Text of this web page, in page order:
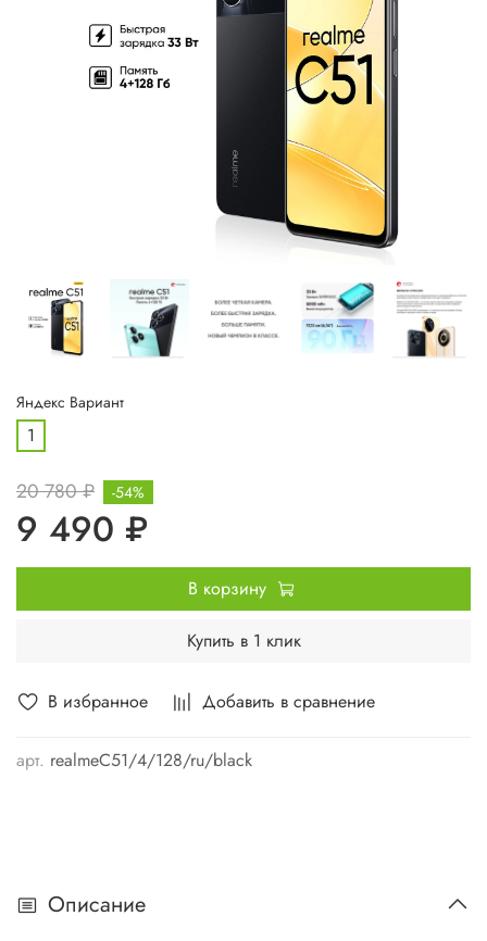
В избранное Добавить в сравнение
арт. realmeC51/4/128/ru/black
Яндекс Вариант
1
20 780 ₽
9 490 ₽
-54%
В корзину
Купить в 1 клик
Описание